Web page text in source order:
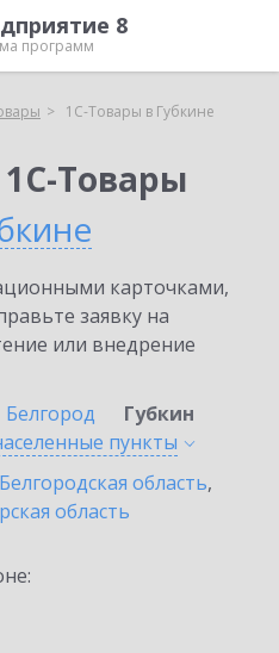
8
программ
1С-Товары в Губкине
Товары
карточками,
заявку на
или внедрение
Белгород
Губкин
пункты
Белгородская область,
область